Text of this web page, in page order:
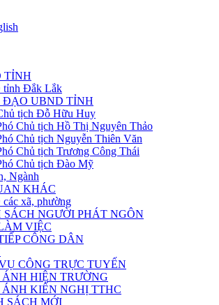
TỈNH
Đắk Lắk
UBND TỈNH
tịch Đỗ Hữu Huy
Chủ tịch Hồ Thị Nguyên Thảo
Chủ tịch Nguyễn Thiên Văn
Chủ tịch Trương Công Thái
Chủ tịch Đào Mỹ
Ngành
KHÁC
xã, phường
SÁCH NGƯỜI PHÁT NGÔN
VIỆC
CÔNG DÂN
CÔNG TRỰC TUYẾN
HIỆN TRƯỜNG
KIẾN NGHỊ TTHC
SÁCH MỚI